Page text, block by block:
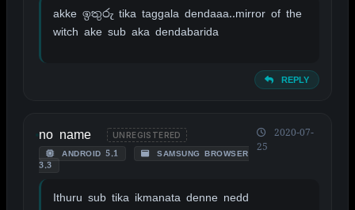
akke ඉතුරු tika taggala dendaaa..mirror of the
witch ake sub aka dendabarida
REPLY
no name UNREGISTERED
ANDROID 5.1
SAMSUNG BROWSER
3.3
2020-07-
25
Ithuru sub tika ikmanata denne nedd